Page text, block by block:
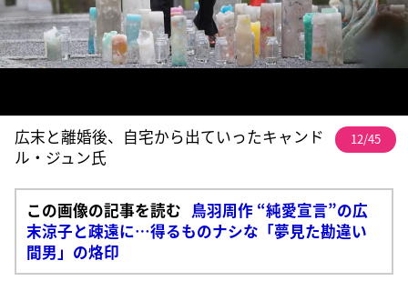
広末と離婚後、自宅から出ていったキャンド
ル・ジュン氏
12/45
この画像の記事を読む 鳥羽周作 “純愛宣言”の広
末涼子と疎遠に…得るものナシな「夢見た勘違い
間男」の烙印